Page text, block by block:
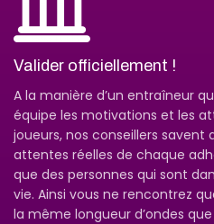
Valider officiellement !
A la manière d’un entraîneur
équipe les motivations et les
joueurs, nos conseillers savent
attentes réelles de chaque
que des personnes qui sont
vie. Ainsi vous ne rencontrez
la même longueur d’ondes